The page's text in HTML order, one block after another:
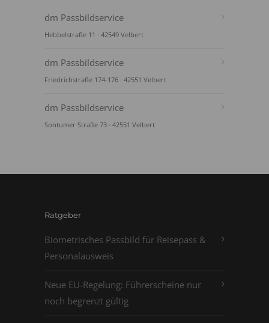
dm Passbildservice
Hebbelstraße 11 · 42549 Velbert
dm Passbildservice
Friedrichstraße 174-176 · 42551 Velbert
dm Passbildservice
Sontumer Straße 73 · 42551 Velbert
Ratgeber
Biometrisches Passbild für Reisepass &
Personalausweis
Neue EU-Regelung: Führerscheine nur
noch begrenzt gültig